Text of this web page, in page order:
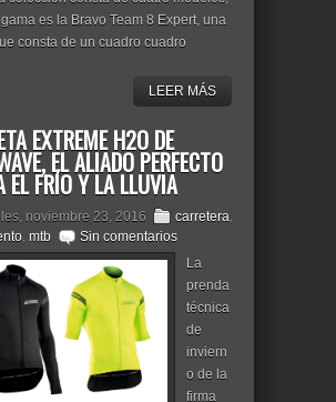
es la Bravo Team 8 Expert, una
consta de un cuadro cuadro
LEER MÁS
EXTREME H2O DE
EL ALIADO PERFECTO
EL FRÍO Y LA LLUVIA
noviembre 23, 2016 carretera,
, mtb
Sin comentarios
La
prenda
técnica
de
inviern
o de la
firma